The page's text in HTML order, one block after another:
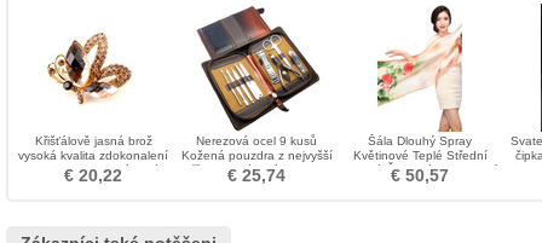
Křišťálově jasná brož
vysoká kvalita zdokonalení
Velkoobchod vykládané
diamantové brož
€ 20,22
Nerezová ocel 9 kusů
Kožená pouzdra z nejvyšší
třídy PU Pánská ozdoba
€ 25,74
Šála Dlouhý Spray
Květinové Teplé Střední
Dlouhé Červené Venkovství
€ 50,57